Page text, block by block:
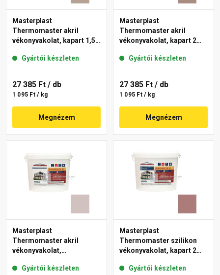
Masterplast
Thermomaster akril
vékonyvakolat, kapart 1,5
Gyártói készleten
27 385 Ft / db
1 095 Ft / kg
Megnézem
Masterplast
Thermomaster akril
vékonyvakolat, kapart 2
Gyártói készleten
27 385 Ft / db
1 095 Ft / kg
Megnézem
Masterplast
Thermomaster akril
vékonyvakolat,
18-E 25 kg
Gyártói készleten
Masterplast
Thermomaster szilikon
vékonyvakolat, kapart 2
Gyártói készleten